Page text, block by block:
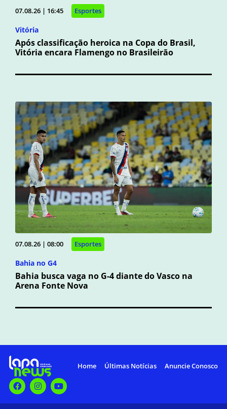
07.08.26 | 16:45 Esportes
Vitória
Após classificação heroica na Copa do Brasil,
Vitória encara Flamengo no Brasileirão
07.08.26 | 08:00 Esportes
Bahia no G4
Bahia busca vaga no G-4 diante do Vasco na
Arena Fonte Nova
Home Últimas Notícias Anuncie Conosco